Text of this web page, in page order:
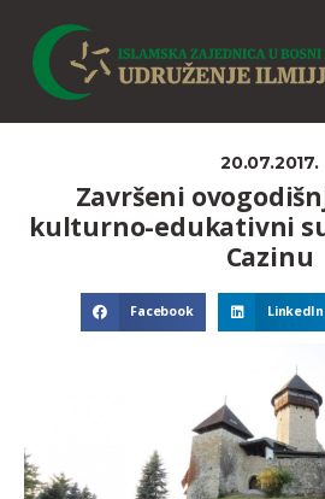
20.07.2017.
Završeni
kulturno-edukativni
Cazinu
Facebook LinkedIn